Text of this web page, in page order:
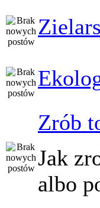
Zrób
Jak
albo